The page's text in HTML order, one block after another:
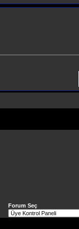
Forum Seç